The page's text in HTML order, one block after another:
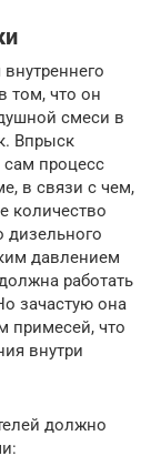
том, что он
смеси в
Впрыск
процесс
в связи с чем,
количество
дизельного
давлением
работать
зачастую она
примесей, что
внутри
должно